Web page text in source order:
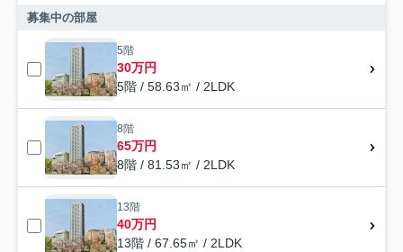
募集中の部屋
5階
30万円
5階 / 58.63㎡ / 2LDK
8階
65万円
8階 / 81.53㎡ / 2LDK
13階
40万円
13階 / 67.65㎡ / 2LDK